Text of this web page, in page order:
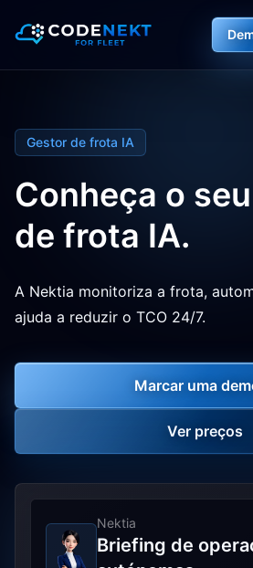
Gestor de frota IA
Conheça o
de frota IA.
A Nektia monitoriza a frota,
ajuda a reduzir o TCO 24/7.
Marcar uma
Ver preços
Nektia
Briefing de